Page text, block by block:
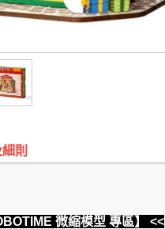
則
微縮模型 專區】 <<